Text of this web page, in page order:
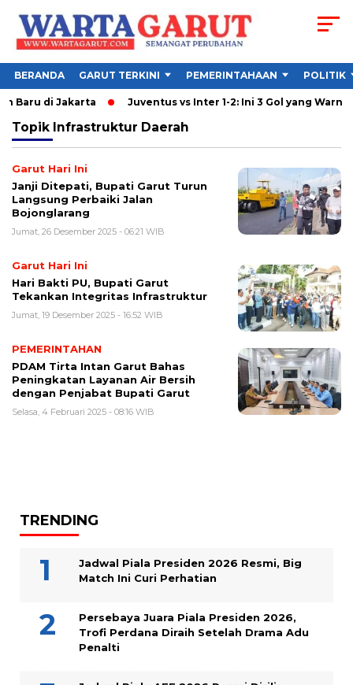
BERANDA GARUT TERKINI PEMERINTAHAAN POLITIK
Baru di Jakarta Juventus vs Inter 1-2: Ini 3 Gol yang Warnai
Topik Infrastruktur Daerah
Garut Hari Ini
Janji Ditepati, Bupati Garut Turun
Langsung Perbaiki Jalan
Bojonglarang
Jumat, 26 Desember 2025 - 06:21 WIB
Garut Hari Ini
Hari Bakti PU, Bupati Garut
Tekankan Integritas Infrastruktur
Jumat, 19 Desember 2025 - 16:52 WIB
PEMERINTAHAN
PDAM Tirta Intan Garut Bahas
Peningkatan Layanan Air Bersih
dengan Penjabat Bupati Garut
Selasa, 4 Februari 2025 - 08:16 WIB
TRENDING
Jadwal Piala Presiden 2026 Resmi, Big
Match Ini Curi Perhatian
Persebaya Juara Piala Presiden 2026,
Trofi Perdana Diraih Setelah Drama Adu
Penalti